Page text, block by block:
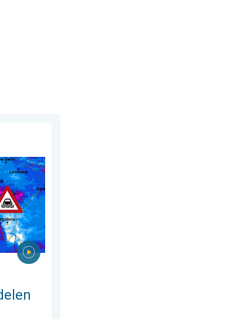
Een buitengewone moesson. . . woensdag 29 juli 2026